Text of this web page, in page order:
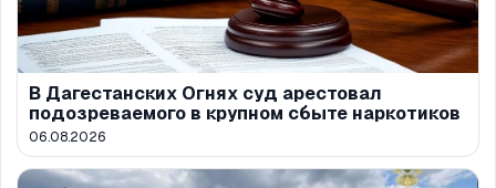
В Дагестанских Огнях суд арестовал
подозреваемого в крупном сбыте наркотиков
06.08.2026